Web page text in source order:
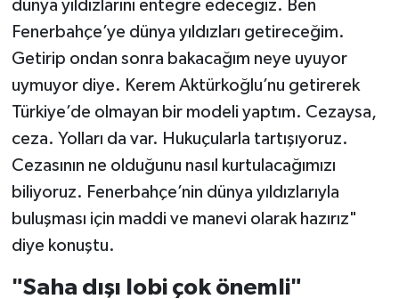
dünya yıldızlarını entegre edeceğiz. Ben
Fenerbahçe’ye dünya yıldızları getireceğim.
Getirip ondan sonra bakacağım neye uyuyor
uymuyor diye. Kerem Aktürkoğlu’nu getirerek
Türkiye’de olmayan bir modeli yaptım. Cezaysa,
ceza. Yolları da var. Hukuçularla tartışıyoruz.
Cezasının ne olduğunu nasıl kurtulacağımızı
biliyoruz. Fenerbahçe’nin dünya yıldızlarıyla
buluşması için maddi ve manevi olarak hazırız"
diye konuştu.
"Saha dışı lobi çok önemli"